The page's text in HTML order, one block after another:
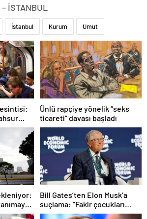
İSTANBUL
İstanbul Kurum Umut
Ünlü rapçiye yönelik “seks
ticareti” davası başladı
Bill Gates’ten Elon Musk’a
suçlama: “Fakir çocukları
öldürdü”